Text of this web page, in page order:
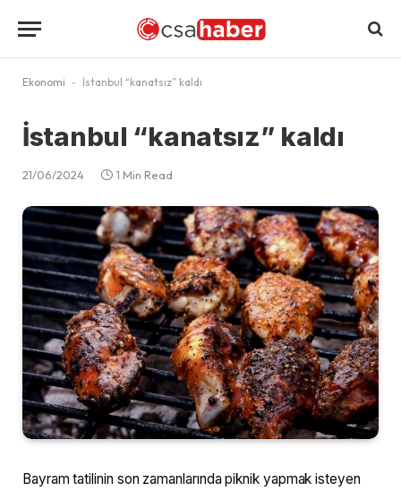
Ekonomi - İstanbul “kanatsız” kaldı
İstanbul “kanatsız” kaldı
21/06/2024 1 Min Read
Bayram tatilinin son zamanlarında piknik yapmak isteyen